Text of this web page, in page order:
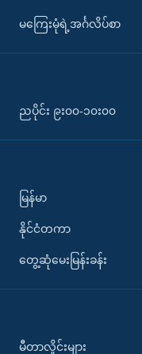
မကြေးမုံရဲ့အင်္ဂလိပ်စာ
ညပိုင်း ၉း၀၀-၁၀း၀၀
မြန်မာ
နိုင်ငံတကာ
တွေ့ဆုံမေးမြန်းခန်း
မီတာလှိုင်းများ